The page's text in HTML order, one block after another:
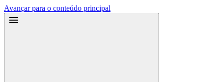
Avançar para o conteúdo principal